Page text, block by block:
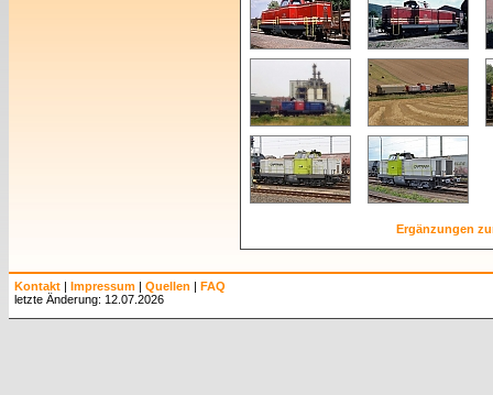
Ergänzungen
Kontakt | Impressum | Quellen | FAQ
letzte Änderung: 12.07.2026